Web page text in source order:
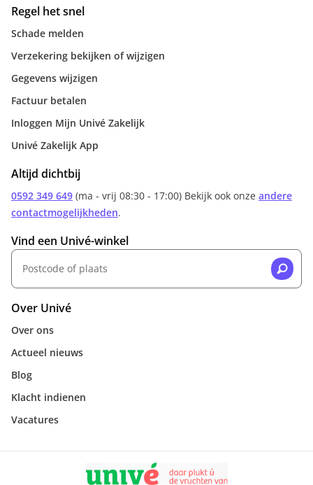
Regel het snel
Schade melden
Verzekering bekijken of wijzigen
Gegevens wijzigen
Factuur betalen
Inloggen Mijn Univé Zakelijk
Univé Zakelijk App
Altijd dichtbij
0592 349 649 (ma - vrij 08:30 - 17:00) Bekijk ook onze andere
contactmogelijkheden.
Vind een Univé-winkel
Over Univé
Over ons
Actueel nieuws
Blog
Klacht indienen
Vacatures